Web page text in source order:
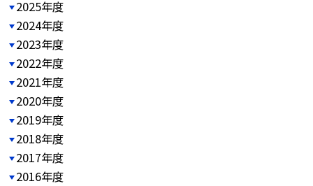
2025年度
2024年度
2023年度
2022年度
2021年度
2020年度
2019年度
2018年度
2017年度
2016年度